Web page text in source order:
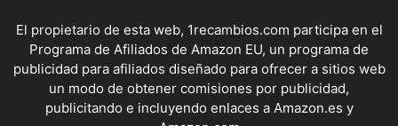
El propietario de esta web, 1recambios.com participa en el
Programa de Afiliados de Amazon EU, un programa de
publicidad para afiliados diseñado para ofrecer a sitios web
un modo de obtener comisiones por publicidad,
publicitando e incluyendo enlaces a Amazon.es y